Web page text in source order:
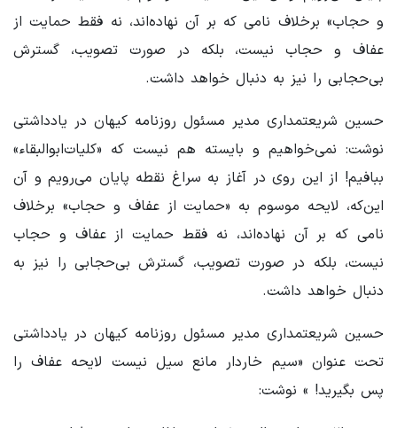
و حجاب» برخلاف نامی که بر آن نهاده‌اند، نه فقط حمایت از
عفاف و حجاب نیست، بلکه در صورت تصویب، گسترش
بی‌حجابی را نیز به دنبال خواهد داشت.
حسین شریعتمداری مدیر مسئول روزنامه کیهان در یادداشتی
نوشت: نمی‌خواهیم و بایسته هم نیست که «کلیات‌ابوالبقاء»
ببافیم! از این روی در آغاز به سراغ نقطه پایان می‌رویم و آن
این‌که، لایحه موسوم به «حمایت از عفاف و حجاب» برخلاف
نامی که بر آن نهاده‌اند، نه فقط حمایت از عفاف و حجاب
نیست، بلکه در صورت تصویب، گسترش بی‌حجابی را نیز به
دنبال خواهد داشت.
حسین شریعتمداری مدیر مسئول روزنامه کیهان در یادداشتی
تحت عنوان «سیم خاردار مانع سیل نیست لایحه عفاف را
پس بگیرید! » نوشت: